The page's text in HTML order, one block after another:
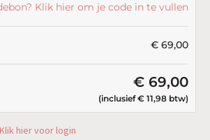
Klik hier om je code in te vullen
€ 69,00
€ 69,00
(inclusief€ 11,98 btw)
Klik hier voor login